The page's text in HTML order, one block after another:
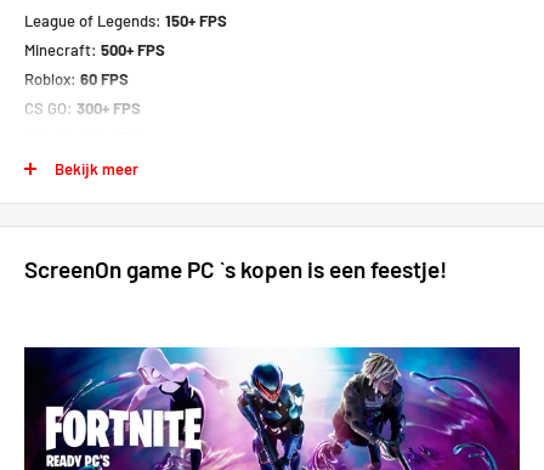
League of Legends: 150+ FPS
Minecraft: 500+ FPS
Roblox: 60 FPS
CS GO: 300+ FPS
Valorant:280+ FPS
GTA V:90+ FPS
Fortnite:80+ FPS
GTA FiveM: 60+ FPS
Rainbow 6:70 FPS
Rust: 80 FPS
Dead by Daylight: 100 FPS
Bekijk meer
ScreenOn game PC `s kopen is een feestje!